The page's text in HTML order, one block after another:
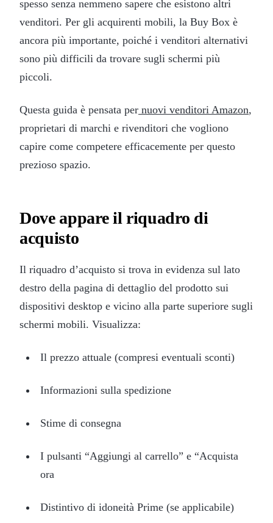
spesso senza nemmeno sapere che esistono altri
venditori. Per gli acquirenti mobili, la Buy Box è
ancora più importante, poiché i venditori alternativi
sono più difficili da trovare sugli schermi più
piccoli.
Questa guida è pensata per nuovi venditori Amazon,
proprietari di marchi e rivenditori che vogliono
capire come competere efficacemente per questo
prezioso spazio.
Dove appare il riquadro di
acquisto
Il riquadro d’acquisto si trova in evidenza sul lato
destro della pagina di dettaglio del prodotto sui
dispositivi desktop e vicino alla parte superiore sugli
schermi mobili. Visualizza:
Il prezzo attuale (compresi eventuali sconti)
Informazioni sulla spedizione
Stime di consegna
I pulsanti “Aggiungi al carrello” e “Acquista
ora
Distintivo di idoneità Prime (se applicabile)